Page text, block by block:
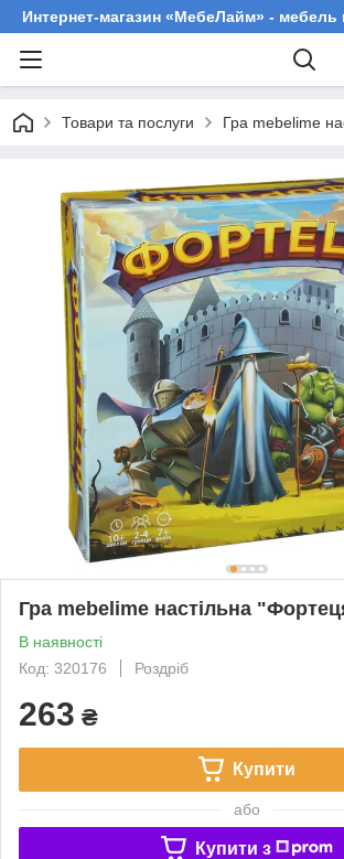
Интернет-магазин «МебеЛайм» -
Товари та послуги Гра mebelime
Гра mebelime настільна
В наявності
Код: 320176
Роздріб
263 ₴
Купити
або
Купити з